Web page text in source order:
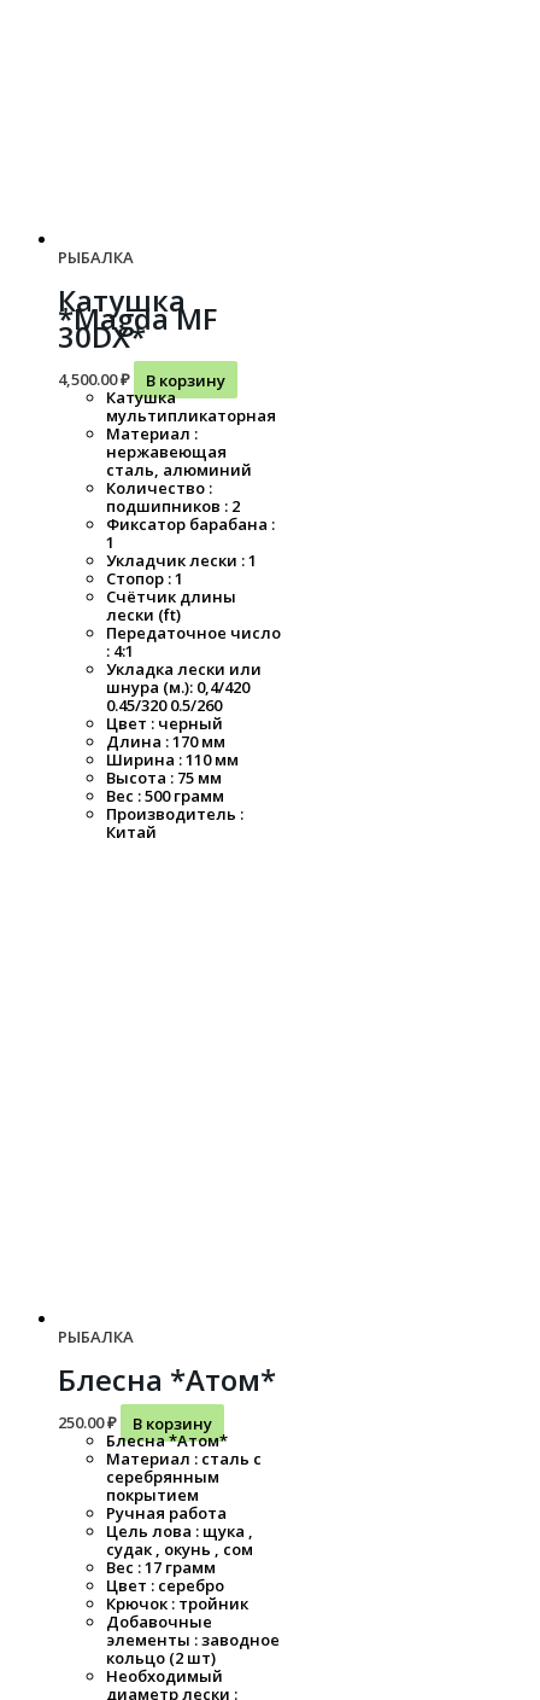
РЫБАЛКА
Катушка
*Magda MF
30DX*
4,500.00₽
В корзину
Катушка
мультипликаторная
Материал :
нержавеющая
сталь, алюминий
Количество :
подшипников : 2
Фиксатор барабана :
1
Укладчик лески : 1
Стопор : 1
Счётчик длины
лески (ft)
Передаточное число
: 4:1
Укладка лески или
шнура (м.): 0,4/420
0.45/320 0.5/260
Цвет : черный
Длина : 170 мм
Ширина : 110 мм
Высота : 75 мм
Вес : 500 грамм
Производитель :
Китай
РЫБАЛКА
Блесна *Атом*
250.00₽
В корзину
Блесна *Атом*
Материал : сталь с
серебрянным
покрытием
Ручная работа
Цель лова : щука ,
судак , окунь , сом
Вес : 17 грамм
Цвет : серебро
Крючок : тройник
Добавочные
элементы : заводное
кольцо (2 шт)
Необходимый
диаметр лески :